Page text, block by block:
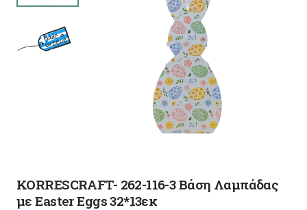
KORRESCRAFT- 262-116-3 Βάση Λαμπάδας
με Easter Eggs 32*13εκ